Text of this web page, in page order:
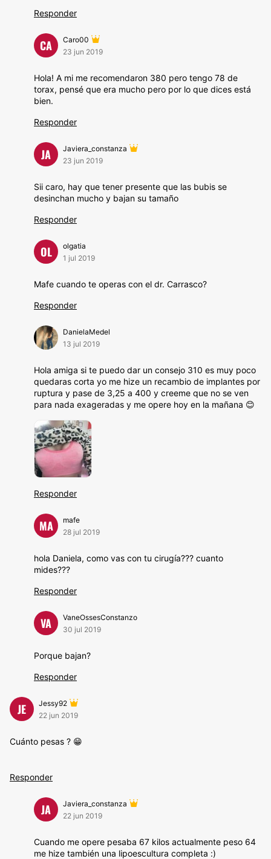
Responder
CA
Caro00
23 jun 2019
Hola! A mi me recomendaron 380 pero tengo 78 de
torax, pensé que era mucho pero por lo que dices está
bien.
Responder
JA
Javiera_constanza
23 jun 2019
Sii caro, hay que tener presente que las bubis se
desinchan mucho y bajan su tamaño
Responder
OL
olgatia
1 jul 2019
Mafe cuando te operas con el dr. Carrasco?
Responder
DanielaMedel
13 jul 2019
Hola amiga si te puedo dar un consejo 310 es muy poco
quedaras corta yo me hize un recambio de implantes por
ruptura y pase de 3,25 a 400 y creeme que no se ven
para nada exageradas y me opere hoy en la mañana 😊
Responder
MA
mafe
28 jul 2019
hola Daniela, como vas con tu cirugía??? cuanto
mides???
Responder
VA
VaneOssesConstanzo
30 jul 2019
Porque bajan?
Responder
JE
Jessy92
22 jun 2019
Cuánto pesas ? 😁
Responder
JA
Javiera_constanza
22 jun 2019
Cuando me opere pesaba 67 kilos actualmente peso 64
me hize también una lipoescultura completa :)